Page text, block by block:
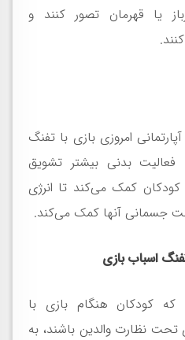
یا قهرمان تصور کنند و
امروزی بازی با تفنگ
فعالیت بدنی بیشتر تشویق
کمک می‌کند تا انرژی
جسمانی آنها کمک می‌کند.
اسباب بازی
کودکان هنگام بازی با
نظارت والدین باشند، به